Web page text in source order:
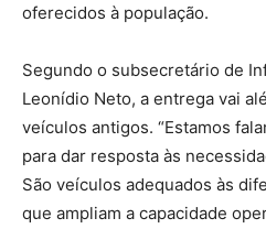
oferecidos à população.
Segundo o subsecretário de
Leonídio Neto, a entrega vai
veículos antigos. “Estamos
para dar resposta às
São veículos adequados às
que ampliam a capacidade